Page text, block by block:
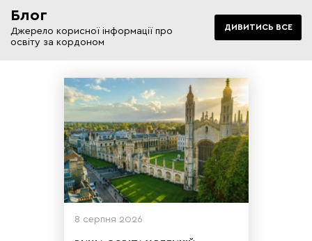
Блог
Джерело корисної інформації про
освіту за кордоном
ДИВИТИСЬ ВСЕ
8 серпня 2026
Освіта в Великій Британії є
еталоном якості і мрією для
багатьох іноземних студентів.
Саме тут воліють навчати своїх
дітей власники мульти мільйонних
корпорацій і світова еліта.